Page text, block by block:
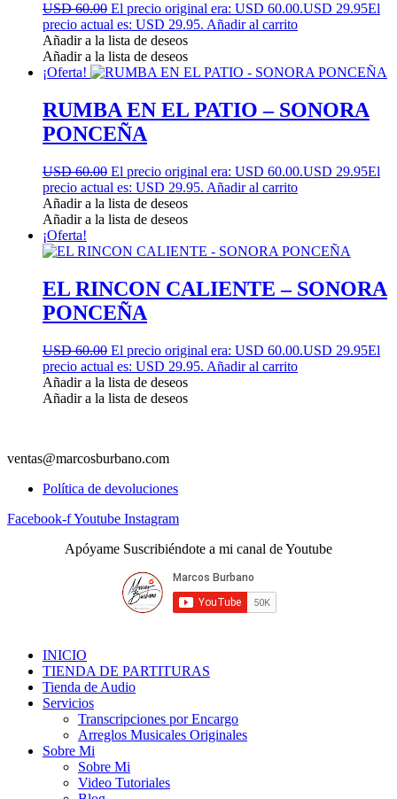
USD 60.00 El precio original era: USD 60.00.USD 29.95El
precio actual es: USD 29.95. Añadir al carrito
Añadir a la lista de deseos
Añadir a la lista de deseos
¡Oferta!
RUMBA EN EL PATIO – SONORA
PONCEÑA
USD 60.00 El precio original era: USD 60.00.USD 29.95El
precio actual es: USD 29.95. Añadir al carrito
Añadir a la lista de deseos
Añadir a la lista de deseos
¡Oferta!
EL RINCON CALIENTE – SONORA
PONCEÑA
USD 60.00 El precio original era: USD 60.00.USD 29.95El
precio actual es: USD 29.95. Añadir al carrito
Añadir a la lista de deseos
Añadir a la lista de deseos
ventas@marcosburbano.com
Política de devoluciones
Facebook-fYoutube Instagram
Apóyame Suscribiéndote a mi canal de Youtube
INICIO
TIENDA DE PARTITURAS
Tienda de Audio
Servicios
Transcripciones por Encargo
Arreglos Musicales Originales
Sobre Mi
Sobre Mi
Video Tutoriales